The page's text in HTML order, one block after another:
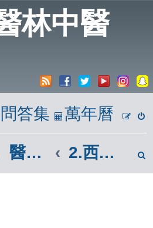
林中醫
問答集 萬年曆
三、醫學報導區(市面報章雜誌) 2.西醫報導